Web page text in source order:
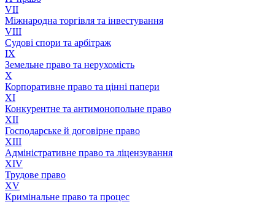
VII
Міжнародна торгівля та інвестування
VIII
Судові спори та арбітраж
IX
Земельне право та нерухомість
X
Корпоративне право та цінні папери
XI
Конкурентне та антимонопольне право
XII
Господарське й договірне право
XIII
Адмiнiстративне право та лiцензування
XIV
Трудове право
XV
Кримінальне право та процес